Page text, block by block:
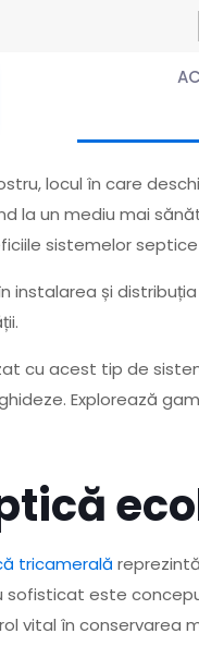
locul în care
la un mediu mai
sistemelor
instalarea și
cu acest tip de
Explorează
tricamerală
sofisticat este
vital în conservarea